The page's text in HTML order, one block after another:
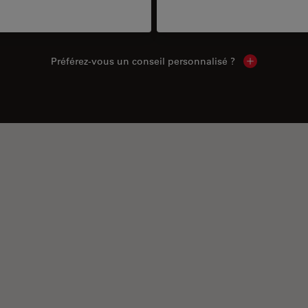
Préférez-vous un conseil personnalisé ? Show local